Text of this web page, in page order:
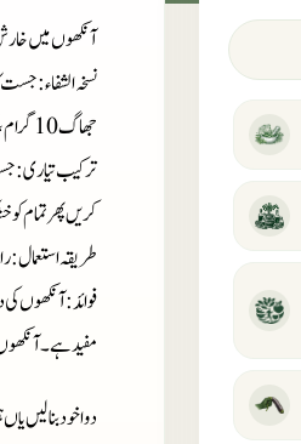
آنکھوں میں
نسخہ الشفاء
جھاگ 10 گرام، آب گل کنیز سفید 100 گرام، آب بادیان سبز 100 گرام۔
ترکیب تیاری:
کریں پھر تمام
طریقہ استعمال:
فوائد: آنکھوں کی
مفیدہے۔ آنکھوں
دوا خود بنا لیں